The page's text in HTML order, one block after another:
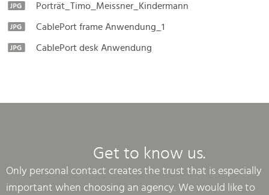
Porträt_Timo_Meissner_Kindermann
CablePort frame Anwendung_1
CablePort desk Anwendung
Get to know us.
Only personal contact creates the trust that is especially
important when choosing an agency. We would like to